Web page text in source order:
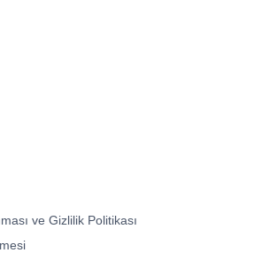
ve Gizlilik Politikası